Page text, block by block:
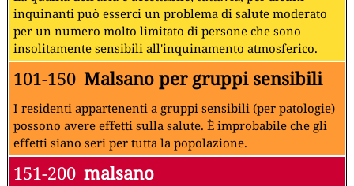
inquinanti può esserci un problema di salute moderato
per un numero molto limitato di persone che sono
insolitamente sensibili all'inquinamento atmosferico.
101-150 Malsano per gruppi sensibili
I residenti appartenenti a gruppi sensibili (per patologie)
possono avere effetti sulla salute. È improbabile che gli
effetti siano seri per tutta la popolazione.
151-200 malsano